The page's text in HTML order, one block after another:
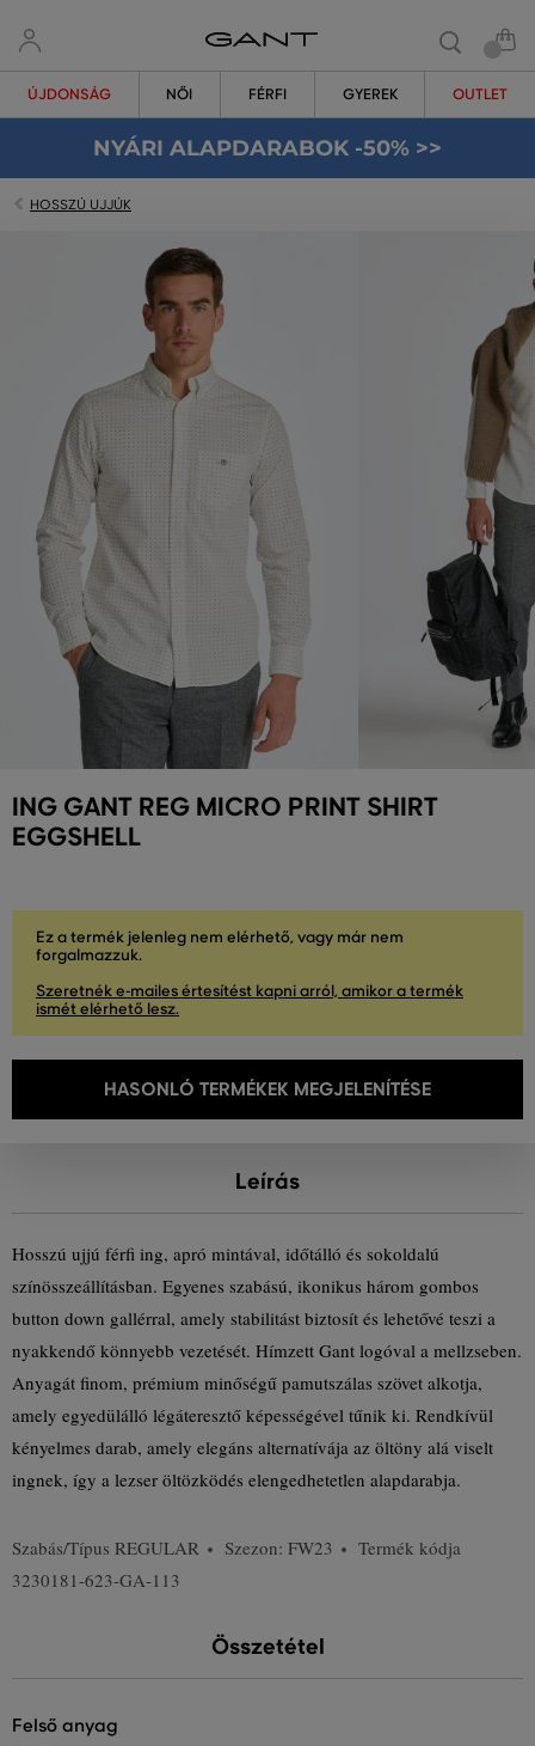
ÚJDONSÁG NŐI FÉRFI GYEREK OUTLET
NYÁRI ALAPDARABOK -50% >>
HOSSZÚ UJJÚK
ING GANT REG MICRO PRINT SHIRT
EGGSHELL
Ez a termék jelenleg nem elérhető, vagy már nem
forgalmazzuk.
Szeretnék e-mailes értesítést kapni arról, amikor a termék
ismét elérhető lesz.
HASONLÓ TERMÉKEK MEGJELENÍTÉSE
Leírás
Hosszú ujjú férfi ing, apró mintával, időtálló és sokoldalú
színösszeállításban. Egyenes szabású, ikonikus három gombos
button down gallérral, amely stabilitást biztosít és lehetővé teszi a
nyakkendő könnyebb vezetését. Hímzett Gant logóval a mellzseben.
Anyagát finom, prémium minőségű pamutszálas szövet alkotja,
amely egyedülálló légáteresztő képességével tűnik ki. Rendkívül
kényelmes darab, amely elegáns alternatívája az öltöny alá viselt
ingnek, így a lezser öltözködés elengedhetetlen alapdarabja.
Szabás/Típus REGULAR Szezon: FW23
Termék kódja
3230181-623-GA-113
Összetétel
felső anyag